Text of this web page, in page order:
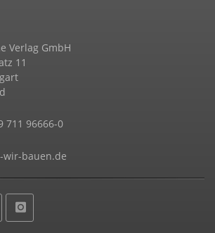
Verlag GmbH
11
711 96666-0
wir-bauen.de